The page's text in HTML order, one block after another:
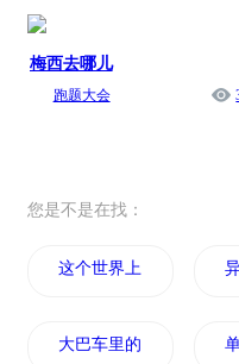
梅西去哪儿
跑题大会
您是不是在找：
这个世界上不单单只有
大巴车里的游乐世界